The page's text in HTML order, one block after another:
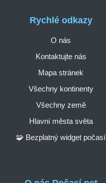
Rychlé odkazy
O nás
Kontaktujte nás
Mapa stránek
Všechny kontinenty
Všechny země
Hlavní města světa
🧩 Bezplatný widget počasí